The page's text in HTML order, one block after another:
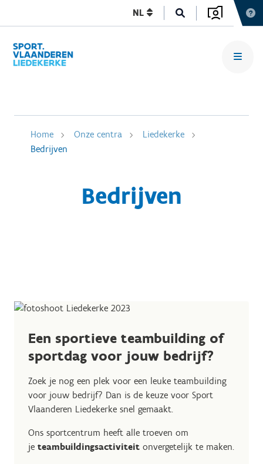
NL
Home Onze centra
Liedekerke
Bedrijven
Bedrijven
Een sportieve teambuilding of
sportdag voor jouw bedrijf?
Zoek je nog een plek voor een leuke teambuilding
voor jouw bedrijf? Dan is de keuze voor Sport
Vlaanderen Liedekerke snel gemaakt.
Ons sportcentrum heeft alle troeven om
je teambuildingsactiviteit onvergetelijk te maken.